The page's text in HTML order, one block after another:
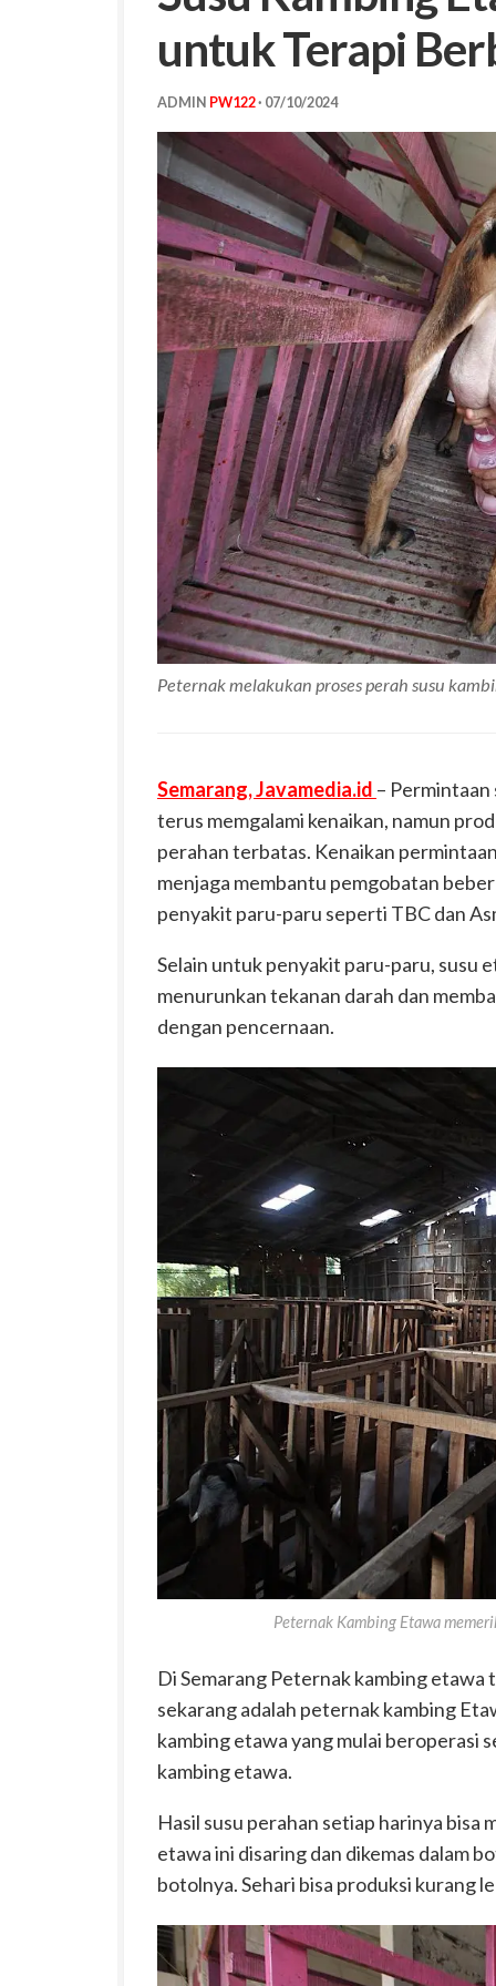
untuk Terapi
ADMIN PW122· 07/10/2024
Peternak melakukan proses perah susu
Semarang, Javamedia.id –
terus memgalami kenaikan, namun
perahan terbatas. Kenaikan
menjaga membantu pemgobatan
penyakit paru-paru seperti TBC dan
Selain untuk penyakit paru-paru, susu
menurunkan tekanan darah dan
dengan pencernaan.
Peternak Kambing Etawa
Di Semarang Peternak kambing etawa
sekarang adalah peternak kambing
kambing etawa yang mulai beroperasi
kambing etawa.
Hasil susu perahan setiap harinya bisa
etawa ini disaring dan dikemas dalam
botolnya. Sehari bisa produksi kurang